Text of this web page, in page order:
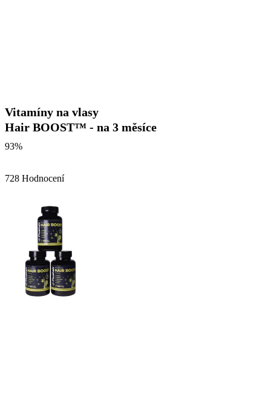
Vitamíny na vlasy
Hair BOOST™ - na 3 měsíce
93%
728 Hodnocení